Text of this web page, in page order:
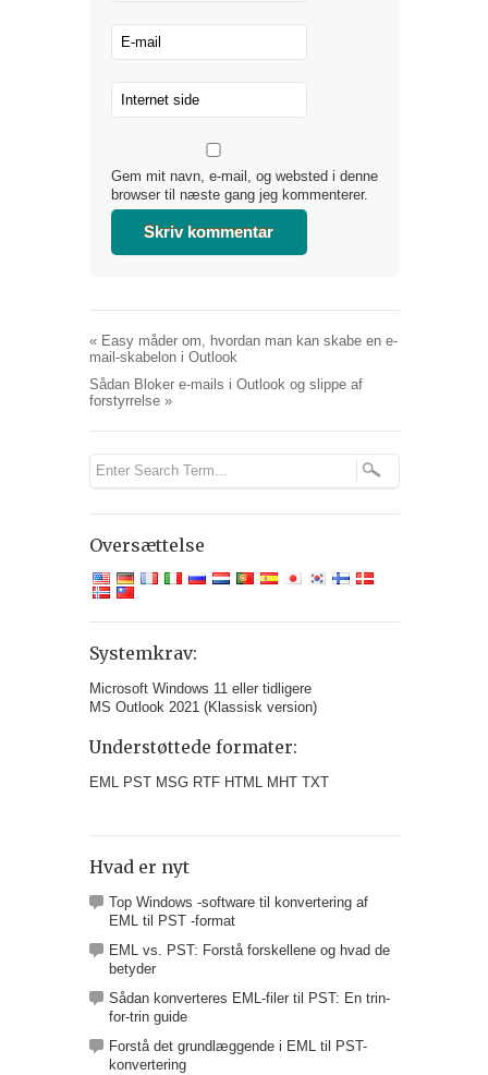
Gem mit navn, e-mail, og websted i denne
browser til næste gang jeg kommenterer.
«Easy måder om, hvordan man kan skabe en e-
mail-skabelon i Outlook
Sådan Bloker e-mails i Outlook og slippe af
forstyrrelse »
Oversættelse
Systemkrav:
Microsoft Windows 11 eller tidligere
MS Outlook 2021 (Klassisk version)
Understøttede formater:
EML PST MSG RTF HTML MHT TXT
Hvad er nyt
Top Windows -software til konvertering af
EML til PST -format
EML vs. PST: Forstå forskellene og hvad de
betyder
Sådan konverteres EML-filer til PST: En trin-
for-trin guide
Forstå det grundlæggende i EML til PST-
konvertering